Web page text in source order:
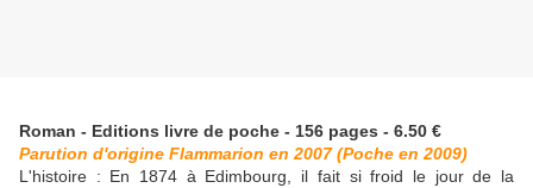
Roman - Editions livre de poche - 156 pages - 6.50 €
Parution d'origine Flammarion en 2007 (Poche en 2009)
L'histoire : En 1874 à Edimbourg, il fait si froid le jour de la